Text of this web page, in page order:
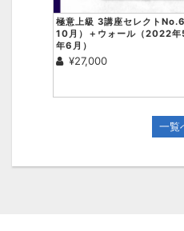
極意上級 3講座セレクト
10月）＋ウォール（2022
年6月）
¥27,000
一覧